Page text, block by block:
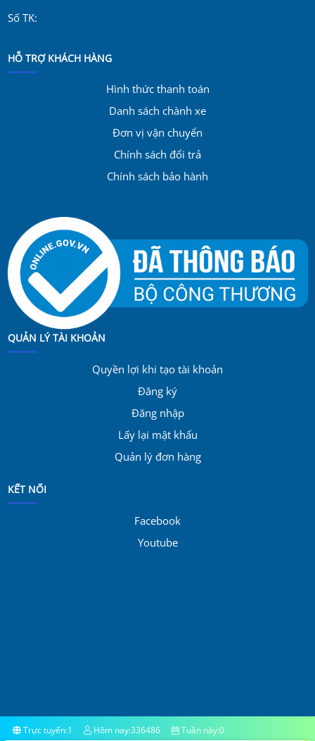
Số TK:
HỖ TRỢ KHÁCH HÀNG
Hình thức thanh toán
Danh sách chành xe
Đơn vị vận chuyển
Chính sách đổi trả
Chính sách bảo hành
QUẢN LÝ TÀI KHOẢN
Quyền lợi khi tạo tài khoản
Đăng ký
Đăng nhập
Lấy lại mật khẩu
Quản lý đơn hàng
KẾT NỐI
Facebook
Youtube
Trực tuyến:1 Hôm nay:336486 Tuần này:0